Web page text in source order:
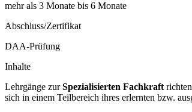
mehr als 3 Monate bis 6 Monate
Abschluss/Zertifikat
DAA-Prüfung
Inhalte
Lehrgänge zurSpezialisierten Fachkraftrichten
sich in einem Teilbereich ihres erlernten bzw.